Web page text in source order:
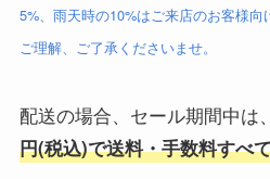
5%、雨天時の10%はご来店のお客様
ご理解、ご了承くださいませ。
配送の場合、セール期間中は
円(税込)で送料・手数料すべ